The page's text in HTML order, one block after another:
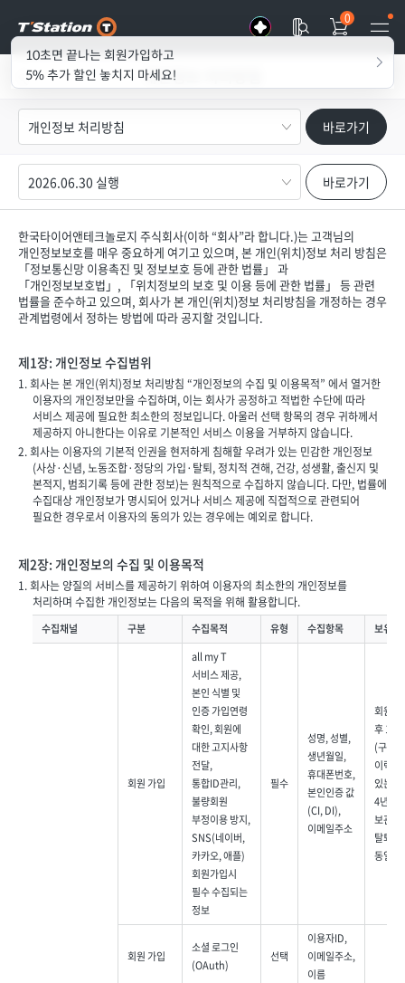
10초면 끝나는 회원가입하고
5% 추가 할인 놓치지 마세요!
혜택 모아볼까요?
0
면으로
가기
개인정보 처리방침
바로가기
바로가기
한국타이어앤테크놀로지 주식회사(이하 “회사”라 합니다.)는 고객님의
개인정보보호를 매우 중요하게 여기고 있으며, 본 개인(위치)정보 처리 방침은
「정보통신망 이용촉진 및 정보보호 등에 관한 법률」 과
「개인정보보호법」, 「위치정보의 보호 및 이용 등에 관한 법률」 등 관련
법률을 준수하고 있으며, 회사가 본 개인(위치)정보 처리방침을 개정하는 경우
관계법령에서 정하는 방법에 따라 공지할 것입니다.
제1장: 개인정보 수집범위
1. 회사는 본 개인(위치)정보 처리방침 “개인정보의 수집 및 이용목적” 에서 열거한
이용자의 개인정보만을 수집하며, 이는 회사가 공정하고 적법한 수단에 따라
서비스 제공에 필요한 최소한의 정보입니다. 아울러 선택 항목의 경우 귀하께서
제공하지 아니한다는 이유로 기본적인 서비스 이용을 거부하지 않습니다.
2. 회사는 이용자의 기본적 인권을 현저하게 침해할 우려가 있는 민감한 개인정보
(사상·신념, 노동조합·정당의 가입·탈퇴, 정치적 견해, 건강, 성생활, 출신지 및
본적지, 범죄기록 등에 관한 정보)는 원칙적으로 수집하지 않습니다. 다만, 법률에
수집대상 개인정보가 명시되어 있거나 서비스 제공에 직접적으로 관련되어
필요한 경우로서 이용자의 동의가 있는 경우에는 예외로 합니다.
제2장: 개인정보의 수집 및 이용목적
1. 회사는 양질의 서비스를 제공하기 위하여 이용자의 최소한의 개인정보를
처리하며 수집한 개인정보는 다음의 목적을 위해 활용합니다.
수집채널 구분 수집목적 유형 수집항목 보유기
회원 가입
all my T
서비스 제공,
본인 식별 및
인증 가입연령
확인, 회원에
대한 고지사항
전달,
통합ID관리,
불량회원
부정이용 방지,
SNS(네이버,
카카오, 애플)
회원가입시
필수 수집되는
정보
필수
성명, 성별,
생년월일,
휴대폰번호,
본인인증 값
(CI, DI),
이메일주소
회원탈
후 1개
(구매
이력이
있는
4년간
보관,
탈퇴는
동일)
회원 가입
소셜 로그인
(OAuth)
선택
이용자ID,
이메일주소,
이름